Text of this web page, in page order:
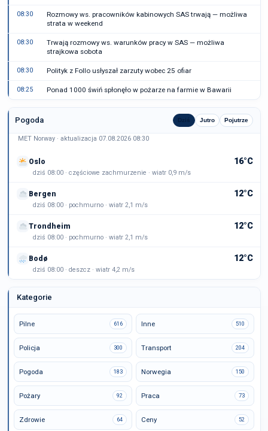
08:30
Rozmowy ws. pracowników kabinowych SAS trwają — możliwa
strata w weekend
08:30
Trwają rozmowy ws. warunków pracy w SAS — możliwa
strajkowa sobota
08:30 Polityk z Follo usłyszał zarzuty wobec 25 ofiar
08:25 Ponad 1000 świń spłonęło w pożarze na farmie w Bawarii
Pogoda Dziś Jutro Pojutrze
MET Norway · aktualizacja 07.08.2026 08:30
Oslo 16°C
dziś 08:00 · częściowe zachmurzenie · wiatr 0,9 m/s
Bergen 12°C
dziś 08:00 · pochmurno · wiatr 2,1 m/s
Trondheim 12°C
dziś 08:00 · pochmurno · wiatr 2,1 m/s
Bodø 12°C
dziś 08:00 · deszcz · wiatr 4,2 m/s
Kategorie
Pilne 616 Inne 510
Policja 300 Transport 204
Pogoda 183 Norwegia 150
Pożary 92 Praca 73
Zdrowie 64 Ceny 52